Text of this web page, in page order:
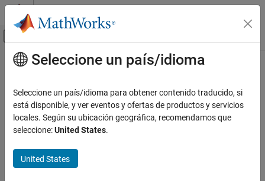
Saltar al contenido
Mostrar/ocultar menú de navegación
Inicio de Documentación
MATLAB Report Generator
Report Generator Development
copy
Contenido principal
copy
Class:mlreportgen.report.Reporter
Namespace:mlreportgen.report
values
Seleccione un país/idioma
Seleccione un país/idioma para obtener contenido traducido, si
está disponible, y ver eventos y ofertas de productos y servicios
locales. Según su ubicación geográfica, recomendamos que
seleccione:United States.
United States